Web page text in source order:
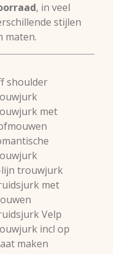
, in veel
stijlen
maten.
shoulder
met
lijn trouwjurk
met
Velp
incl op
maken